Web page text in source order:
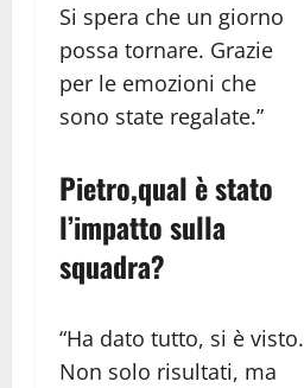
Si spera che un giorno
possa tornare. Grazie
per le emozioni che
sono state regalate.”
Pietro,qual è stato
l’impatto sulla
squadra?
“Ha dato tutto, si è visto.
Non solo risultati, ma